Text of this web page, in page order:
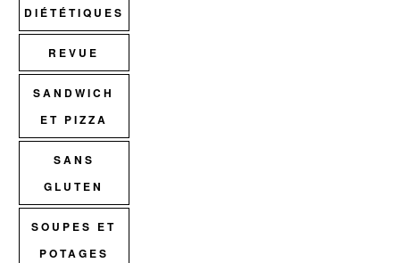
DIÉTÉTIQUES
REVUE
SANDWICH
ET PIZZA
SANS
GLUTEN
SOUPES ET
POTAGES